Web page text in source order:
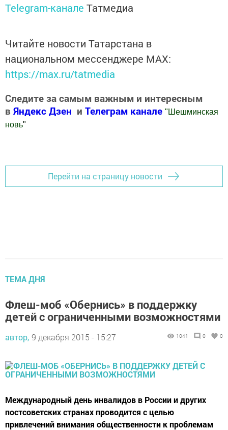
Telegram-канале Татмедиа
Читайте новости Татарстана в
национальном мессенджере MАХ:
https://max.ru/tatmedia
Следите за самым важным и интересным
в Яндекс Дзен и Телеграм канале " Шешминская
новь"
Перейти на страницу новости
ТЕМА ДНЯ
Флеш-моб «Обернись» в поддержку
детей с ограниченными возможностями
автор, 9 декабря 2015 - 15:27 1041 0 0
Международный день инвалидов в России и других
постсоветских странах проводится с целью
привлечений внимания общественности к проблемам